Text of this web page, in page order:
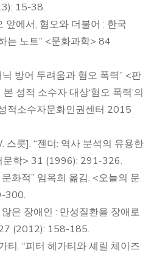
15-38.
앞에서, 혐오와 더불어 : 한국
는 노트” <문화과학> 84
방어 두려움과 혐오 폭력” <판
성적 소수자 대상‘혐오 폭력’의
적소수자문화인권센터 2015
콧]. “젠더: 역사 분석의 유용한
문학> 31 (1996): 291-326.
화적” 임옥희 옮김. <오늘의 문
300.
은 장애인 : 만성질환을 장애로
(2012): 158-185.
티. “피터 헤가티와 셰릴 체이즈